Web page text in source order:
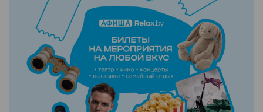
ЭФФЕКТИВНАЯ РЕКЛАМА НА САЙТЕ